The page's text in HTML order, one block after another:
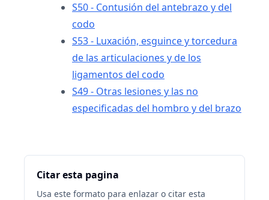
S50 - Contusión del antebrazo y del
codo
S53 - Luxación, esguince y torcedura
de las articulaciones y de los
ligamentos del codo
S49 - Otras lesiones y las no
especificadas del hombro y del brazo
Citar esta pagina
Usa este formato para enlazar o citar esta